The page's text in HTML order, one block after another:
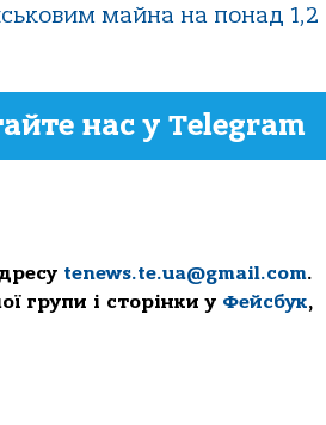
майна на понад 1,2
нас у Telegram
tenews.te.ua@gmail.com.
групи і сторінки у Фейсбук,